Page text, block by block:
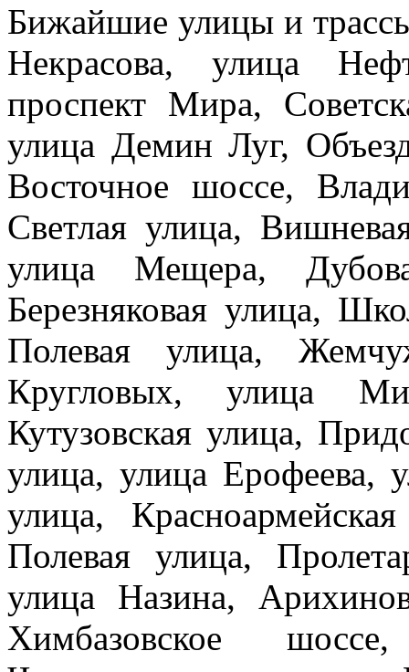
Бижайшие улицы и
Некрасова, улица
проспект Мира,
улица Демин Луг,
Восточное шоссе,
Светлая улица,
улица Мещера,
Березняковая улица,
Полевая улица,
Кругловых, улица
Кутузовская улица,
улица, улица Ерофеева,
улица,
Полевая улица,
улица Назина,
Химбазовское